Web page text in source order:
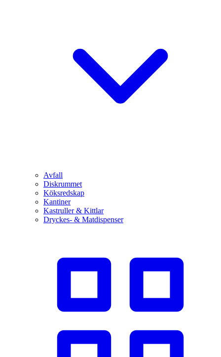
Avfall
Diskrummet
Köksredskap
Kantiner
Kastruller & Kittlar
Dryckes- & Matdispenser